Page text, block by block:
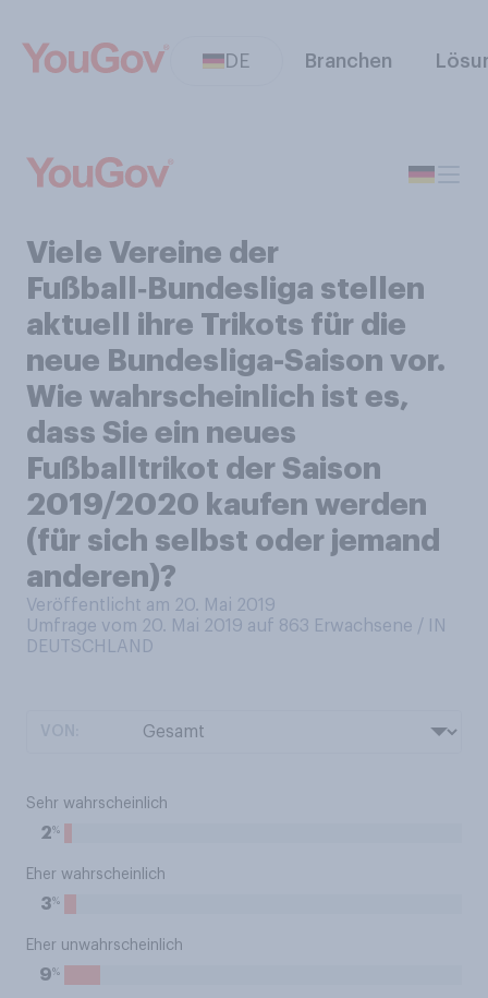
DE Branchen
Viele Vereine der
Fußball‑Bundesliga stellen
aktuell ihre Trikots für die
neue Bundesliga-Saison vor.
Wie wahrscheinlich ist es,
dass Sie ein neues
Fußballtrikot der Saison
2019/2020 kaufen werden
(für sich selbst oder jemand
anderen)?
Veröffentlicht am 20. Mai 2019
Umfrage vom 20. Mai 2019 auf 863 Erwachsene / IN
DEUTSCHLAND
Sehr wahrscheinlich
2%
Eher wahrscheinlich
3%
Eher unwahrscheinlich
9%